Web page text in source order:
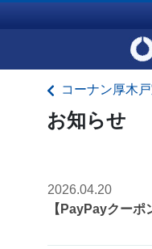
コーナン厚木
お知らせ
2026.04.20
【PayPayクー